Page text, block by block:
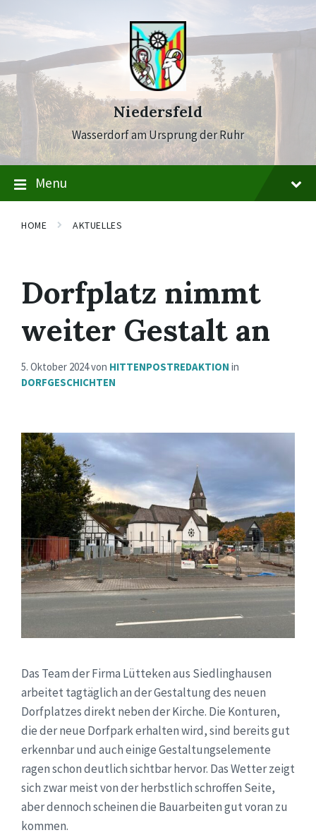
to
to
to
Niedersfeld
Wasserdorf am Ursprung der Ruhr
Menu
HOME AKTUELLES
Dorfplatz nimmt
weiter Gestalt an
5. Oktober 2024von HITTENPOSTREDAKTION in
DORFGESCHICHTEN
Das Team der Firma Lütteken aus Siedlinghausen
arbeitet tagtäglich an der Gestaltung des neuen
Dorfplatzes direkt neben der Kirche. Die Konturen,
die der neue Dorfpark erhalten wird, sind bereits gut
erkennbar und auch einige Gestaltungselemente
ragen schon deutlich sichtbar hervor. Das Wetter zeigt
sich zwar meist von der herbstlich schroffen Seite,
aber dennoch scheinen die Bauarbeiten gut voran zu
kommen.